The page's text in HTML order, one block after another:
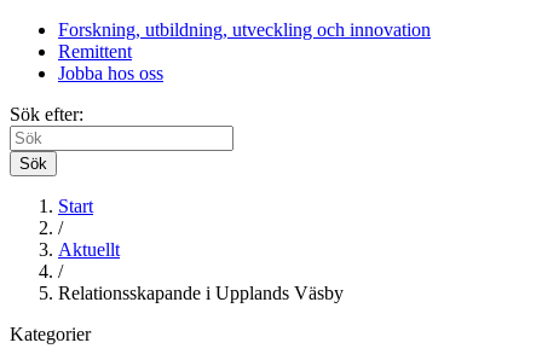
Forskning, utbildning, utveckling och innovation
Remittent
Jobba hos oss
Sök efter:
Sök
Start
/
Aktuellt
/
Relationsskapande i Upplands Väsby
Kategorier